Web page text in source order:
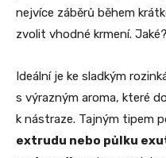
nejvíce záběrů během
zvolit vhodné krmení. Jaké?
Ideální je ke sladkým
s výrazným aroma, které
k nástraze. Tajným tipem
extrudu nebo půlku